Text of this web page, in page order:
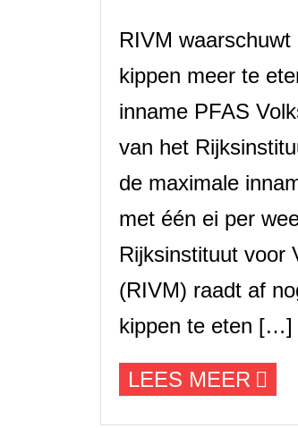
RIVM
kippen meer te
inname PFAS
van het
de maximale
met één ei per
Rijksinstituut voor
(RIVM) raadt af
kippen te eten […]
LEES MEER